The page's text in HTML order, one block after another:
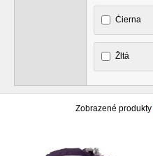
Čierna
Žltá
Zobrazené produkty